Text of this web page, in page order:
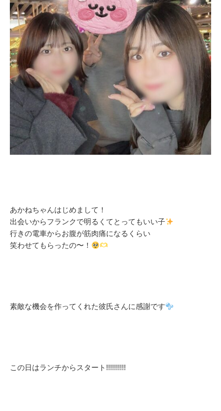
あかねちゃんはじめまして！
出会いからフランクで明るくてとってもいい子
行きの電車からお腹が筋肉痛になるくらい
笑わせてもらったの〜！
素敵な機会を作ってくれた彼氏さんに感謝です
この日はランチからスタート!!!!!!!!!!